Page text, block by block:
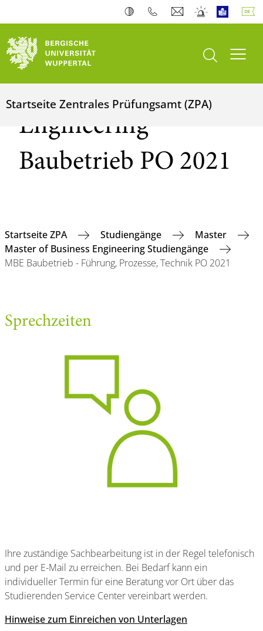
Suche öffnen
Startseite Zentrales Prüfungsamt (ZPA)
MBE Business
Engineering
Baubetrieb PO 2021
Startseite ZPA Studiengänge
Master
Master of Business Engineering Studiengänge
MBE Baubetrieb - Führung, Prozesse, Technik PO 2021
Sprechzeiten
Ihre zuständige Sachbearbeitung ist in der Regel telefonisch
und per E-Mail zu erreichen. Bei Bedarf kann ein
individueller Termin für eine Beratung vor Ort über das
Studierenden Service Center vereinbart werden.
Hinweise zum Einreichen von Unterlagen